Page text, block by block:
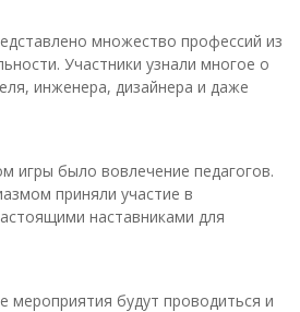
множество профессий из
Участники узнали многое о
инженера, дизайнера и даже
игры было вовлечение педагогов.
приняли участие в
наставниками для
мероприятия будут проводиться и